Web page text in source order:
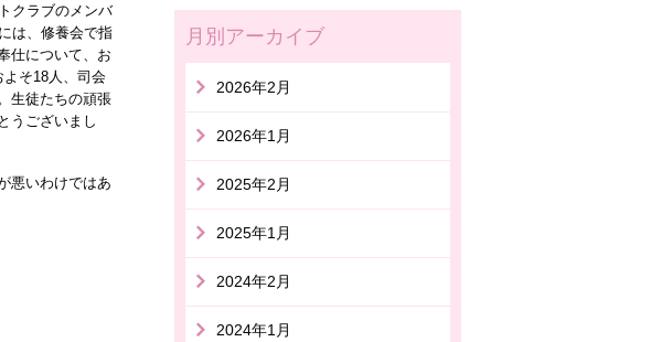
クラブのメンバ
は、修養会で指
仕について、お
そ18人、司会
生徒たちの頑張
うございまし
悪いわけではあ
月別アーカイブ
2026年2月
2026年1月
2025年2月
2025年1月
2024年2月
2024年1月